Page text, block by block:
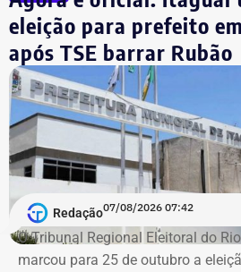
Simões vai substituir o
supersecretário
pasta
Com a nova nomeação, o ex-
poderoso delegado Roberto Leão,
Gabinete de Segurança
respondendo interinamente pelo
eleição para prefeito
após TSE barrar Rubão
Redação07/08/2026 07:42
O Tribunal Regional Eleitoral do
marcou para 25 de outubro a